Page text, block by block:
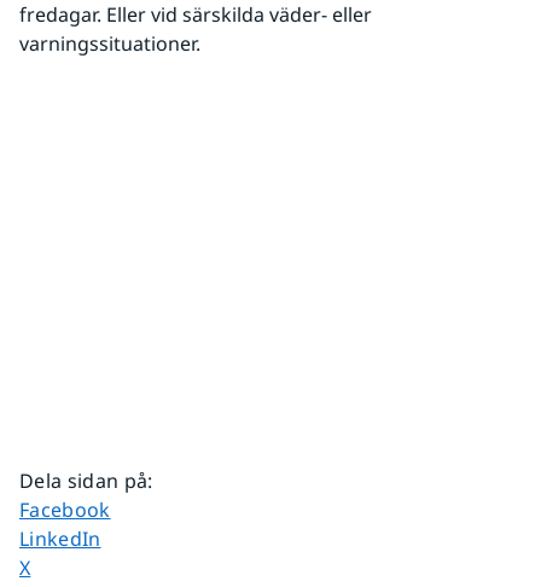
fredagar. Eller vid särskilda väder- eller
varningssituationer.
Dela sidan på:
Dela sidan på
Facebook
Dela sidan på
LinkedIn
Dela sidan på
X